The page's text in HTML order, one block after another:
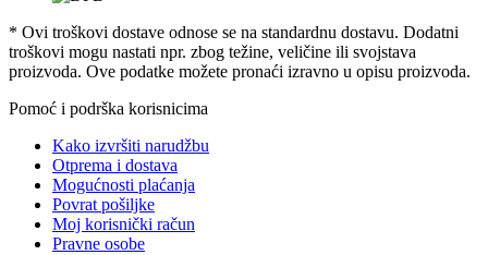
* Ovi troškovi dostave odnose se na standardnu ​​dostavu. Dodatni
troškovi mogu nastati npr. zbog težine, veličine ili svojstava
proizvoda. Ove podatke možete pronaći izravno u opisu proizvoda.
Pomoć i podrška korisnicima
Kako izvršiti narudžbu
Otprema i dostava
Mogućnosti plaćanja
Povrat pošiljke
Moj korisnički račun
Pravne osobe